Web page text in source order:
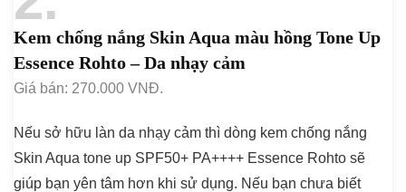
Kem chống nắng Skin Aqua màu hồng Tone Up
Essence Rohto – Da nhạy cảm
Giá bán: 270.000 VNĐ.
Nếu sở hữu làn da nhạy cảm thì dòng kem chống nắng
Skin Aqua tone up SPF50+ PA++++ Essence Rohto sẽ
giúp bạn yên tâm hơn khi sử dụng. Nếu bạn chưa biết